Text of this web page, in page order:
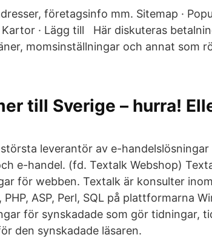
företagsinfo mm. Sitemap ·
Kartor · Lägg till Här diskuteras
momsinställningar och annat som
till Sverige – hurra!
leverantör av e-
e-handel. (fd. Textalk Webshop)
för webben. Textalk är konsulter
ASP, Perl, SQL på plattformarna
för synskadade som gör tidningar,
den synskadade läsaren.